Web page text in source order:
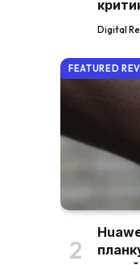
Digital
FEATURED